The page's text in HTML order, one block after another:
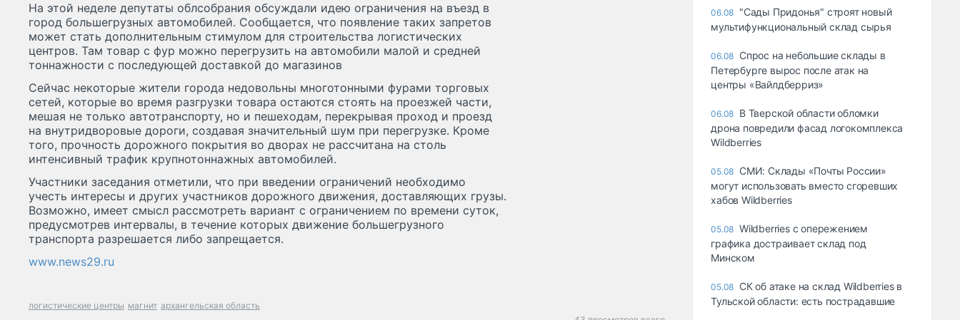
На этой неделе депутаты облсобрания обсуждали идею ограничения на въезд в
город большегрузных автомобилей. Сообщается, что появление таких запретов
может стать дополнительным стимулом для строительства логистических
центров. Там товар с фур можно перегрузить на автомобили малой и средней
тоннажности с последующей доставкой до магазинов
Сейчас некоторые жители города недовольны многотонными фурами торговых
сетей, которые во время разгрузки товара остаются стоять на проезжей части,
мешая не только автотранспорту, но и пешеходам, перекрывая проход и проезд
на внутридворовые дороги, создавая значительный шум при перегрузке. Кроме
того, прочность дорожного покрытия во дворах не рассчитана на столь
интенсивный трафик крупнотоннажных автомобилей.
Участники заседания отметили, что при введении ограничений необходимо
учесть интересы и других участников дорожного движения, доставляющих грузы.
Возможно, имеет смысл рассмотреть вариант с ограничением по времени суток,
предусмотрев интервалы, в течение которых движение большегрузного
транспорта разрешается либо запрещается.
www.news29.ru
логистические центры магнит архангельская область
06.08 "Сады Придонья" строят новый
мультифункциональный склад сырья
06.08 Спрос на небольшие склады в
Петербурге вырос после атак на
центры «Вайлдберриз»
06.08 В Тверской области обломки
дрона повредили фасад логокомплекса
Wildberries
05.08 СМИ: Склады «Почты России»
могут использовать вместо сгоревших
хабов Wildberries
05.08 Wildberries с опережением
графика достраивает склад под
Минском
05.08 СК об атаке на склад Wildberries в
Тульской области: есть пострадавшие